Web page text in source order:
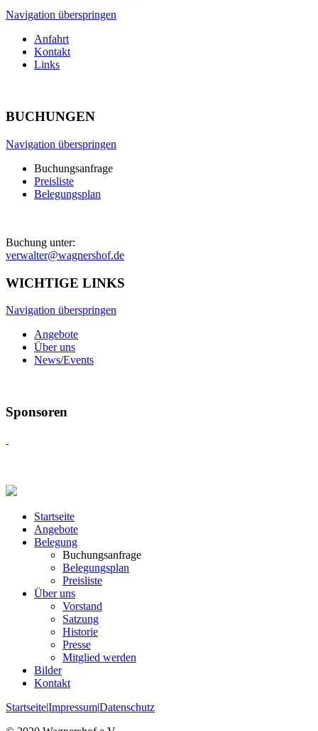
Navigation überspringen
Anfahrt
Kontakt
Links
BUCHUNGEN
Navigation überspringen
Buchungsanfrage
Preisliste
Belegungsplan
Buchung unter:
verwalter@wagnershof.de
WICHTIGE LINKS
Navigation überspringen
Angebote
Über uns
News/Events
Sponsoren
Startseite
Angebote
Belegung
Buchungsanfrage
Belegungsplan
Preisliste
Über uns
Vorstand
Satzung
Historie
Presse
Mitglied werden
Bilder
Kontakt
Startseite|Impressum|Datenschutz